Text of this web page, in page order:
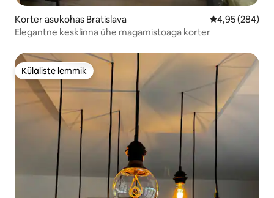
Korter asukohas Bratislava Keskmine
4,95 (284)
Elegantne kesklinna ühe magamistoaga korter
Külaliste lemmik
Külaliste lemmik